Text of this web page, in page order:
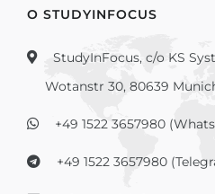
О STUDYINFOCUS
StudyInFocus, c/o KS
Wotanstr 30, 80639
+49 1522 3657980
+49 1522 3657980